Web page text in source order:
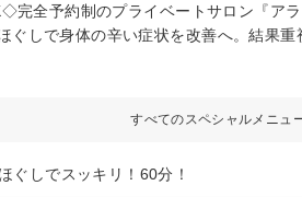
全予約制のプライベートサロン『アラ
しで身体の辛い症状を改善へ。結果重
すべてのスペシャルメニュ
しでスッキリ！60分！